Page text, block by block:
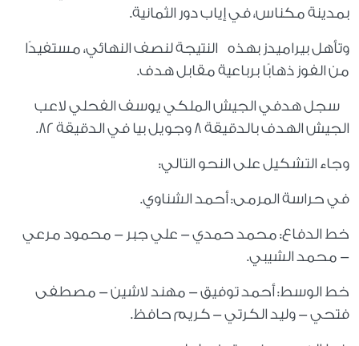
بمدينة مكناس، في إياب دور الثمانية.
وتأهل بيراميدز بهذه النتيجة لنصف النهائي، مستفيدًا
من الفوز ذهابًا برباعية مقابل هدف.
سجل هدفي الجيش الملكي يوسف الفحلي لاعب
الجيش الهدف بالدقيقة 8 وجويل بيا في الدقيقة 82.
وجاء التشكيل على النحو التالي:
في حراسة المرمى: أحمد الشناوي.
خط الدفاع: محمد حمدي - علي جبر - محمود مرعي
- محمد الشيبي.
خط الوسط: أحمد توفيق - مهند لاشين - مصطفى
فتحي - وليد الكرتي - كريم حافظ.